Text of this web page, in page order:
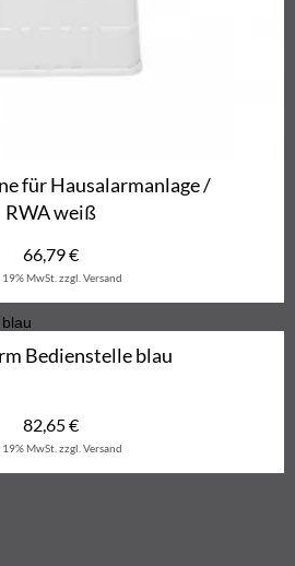
für Hausalarmanlage /
RWA weiß
MwSt. zzgl. Versand
66,79€
Bedienstelle blau
MwSt. zzgl. Versand
82,65€